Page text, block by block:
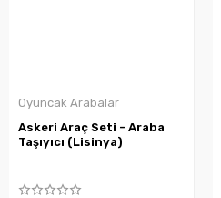
Oyuncak Arabalar
Askeri Araç Seti - Araba
Taşıyıcı (Lisinya)